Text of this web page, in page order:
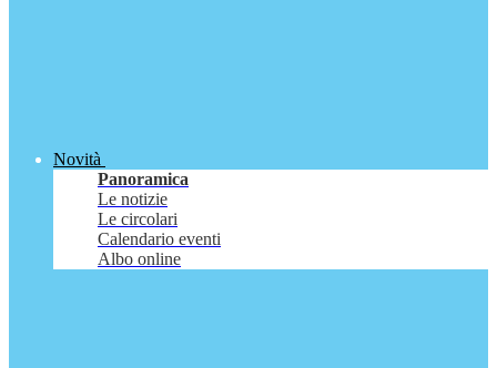
Novità
Panoramica
Le notizie
Le circolari
Calendario eventi
Albo online